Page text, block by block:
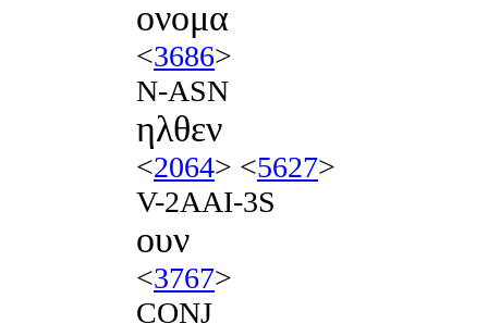
ονομα
<3686>
N-ASN
ηλθεν
<2064> <5627>
V-2AAI-3S
ουν
<3767>
CONJ